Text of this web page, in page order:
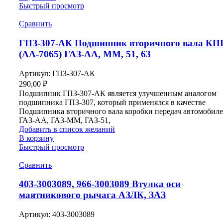
Быстрый просмотр
Сравнить
ГПЗ-307-АК Подшипник вторичного вала
(АА-7065) ГАЗ-АА, ММ, 51, 63
Артикул: ГПЗ-307-АК
290,00 ₽
Подшипник ГПЗ-307-АК является улучшенным аналогом
подшипника ГПЗ-307, который применялся в качестве
Подшипника вторичного вала коробки передач
ГАЗ-АА, ГАЗ-ММ, ГАЗ-51,
Добавить в список желаний
В корзину
Быстрый просмотр
Сравнить
403-3003089, 966-3003089 Втулка оси
маятникового рычага АЗЛК, ЗАЗ
Артикул: 403-3003089